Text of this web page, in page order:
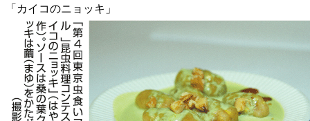
「カイコのニョッキ」